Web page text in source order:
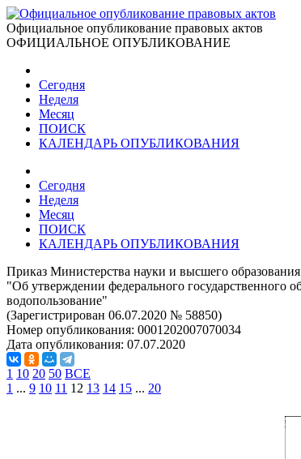
Официальное опубликование правовых актов
ОФИЦИАЛЬНОЕ ОПУБЛИКОВАНИЕ
Сегодня
Неделя
Месяц
ПОИСК
КАЛЕНДАРЬ ОПУБЛИКОВАНИЯ
Сегодня
Неделя
Месяц
ПОИСК
КАЛЕНДАРЬ ОПУБЛИКОВАНИЯ
Приказ Министерства науки и высшего
"Об утверждении федерального государственного
водопользование"
(Зарегистрирован 06.07.2020 № 58850)
Номер опубликования: 0001202007070034
Дата опубликования: 07.07.2020
1 10 20 50 ВСЕ
1 ... 9 10 11 12 13 14 15 ... 20